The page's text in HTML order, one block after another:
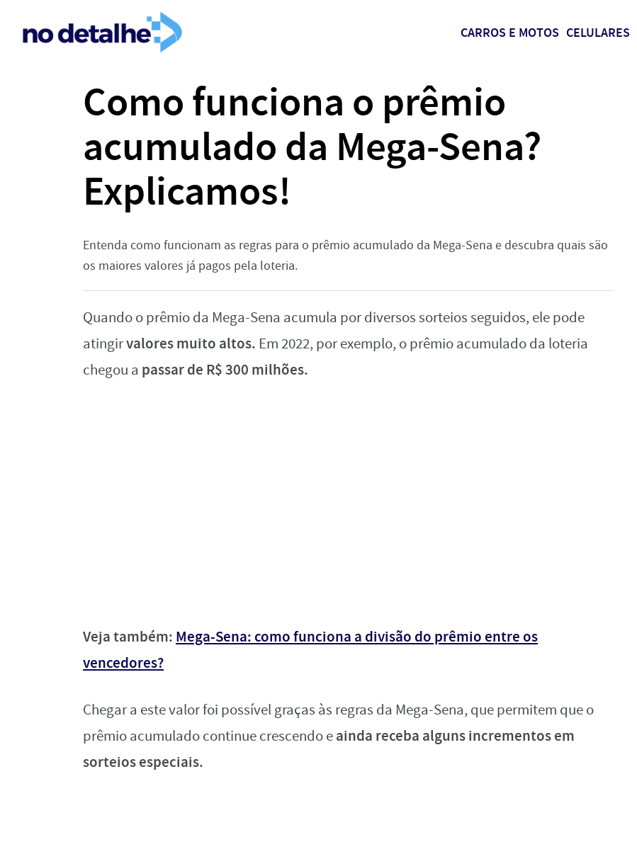
CARROS E MOTOS CELULARES
Como funciona o prêmio
acumulado da Mega-Sena?
Explicamos!
Entenda como funcionam as regras para o prêmio acumulado da Mega-Sena e descubra quais são
os maiores valores já pagos pela loteria.
Quando o prêmio da Mega-Sena acumula por diversos sorteios seguidos, ele pode
atingirvalores muito altos. Em 2022, por exemplo, o prêmio acumulado da loteria
chegou a passar de R$ 300 milhões.
Veja também: Mega-Sena: como funciona a divisão do prêmio entre os
vencedores?
Chegar a este valor foi possível graças às regras da Mega-Sena, que permitem que o
prêmio acumulado continue crescendo eainda receba alguns incrementos em
sorteios especiais.